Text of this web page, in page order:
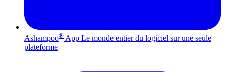
Ashampoo® App Le monde entier du logiciel sur une seule
plateforme